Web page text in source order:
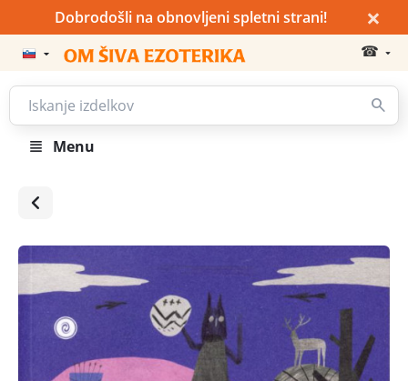
Dobrodošli na obnovljeni spletni strani! ×
☎
Menu